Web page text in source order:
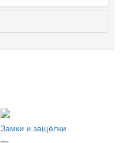
Замки и защёлки